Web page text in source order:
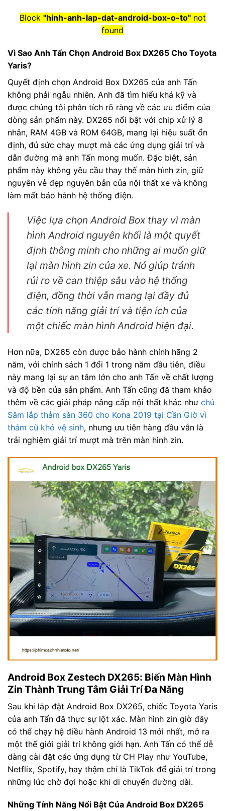
Block "hinh-anh-lap-dat-android-box-o-to"not
found
Vì Sao Anh Tấn Chọn Android Box DX265 Cho Toyota
Yaris?
Quyết định chọn Android Box DX265 của anh Tấn
không phải ngẫu nhiên. Anh đã tìm hiểu khá kỹ và
được chúng tôi phân tích rõ ràng về các ưu điểm của
dòng sản phẩm này. DX265 nổi bật với chip xử lý 8
nhân, RAM 4GB và ROM 64GB, mang lại hiệu suất ổn
định, đủ sức chạy mượt mà các ứng dụng giải trí và
dẫn đường mà anh Tấn mong muốn. Đặc biệt, sản
phẩm này không yêu cầu thay thế màn hình zin, giữ
nguyên vẻ đẹp nguyên bản của nội thất xe và không
làm mất bảo hành hệ thống điện.
Việc lựa chọn Android Box thay vì màn
hình Android nguyên khối là một quyết
định thông minh cho những ai muốn giữ
lại màn hình zin của xe. Nó giúp tránh
rủi ro về can thiệp sâu vào hệ thống
điện, đồng thời vẫn mang lại đầy đủ
các tính năng giải trí và tiện ích của
một chiếc màn hình Android hiện đại.
Hơn nữa, DX265 còn được bảo hành chính hãng 2
năm, với chính sách 1 đổi 1 trong năm đầu tiên, điều
này mang lại sự an tâm lớn cho anh Tấn về chất lượng
và độ bền của sản phẩm. Anh Tấn cũng đã tham khảo
thêm về các giải pháp nâng cấp nội thất khác như chủ
Sâm lắp thảm sàn 360 cho Kona 2019 tại Cần Giờ vì
thảm cũ khó vệ sinh, nhưng ưu tiên hàng đầu vẫn là
trải nghiệm giải trí mượt mà trên màn hình zin.
Android Box Zestech DX265: Biến Màn Hình
Zin Thành Trung Tâm Giải Trí Đa Năng
Sau khi lắp đặt Android Box DX265, chiếc Toyota Yaris
của anh Tấn đã thực sự lột xác. Màn hình zin giờ đây
có thể chạy hệ điều hành Android 13 mới nhất, mở ra
một thế giới giải trí không giới hạn. Anh Tấn có thể dễ
dàng cài đặt các ứng dụng từ CH Play như YouTube,
Netflix, Spotify, hay thậm chí là TikTok để giải trí trong
những lúc chờ đợi hoặc khi di chuyển đường dài.
Những Tính Năng Nổi Bật Của Android Box DX265